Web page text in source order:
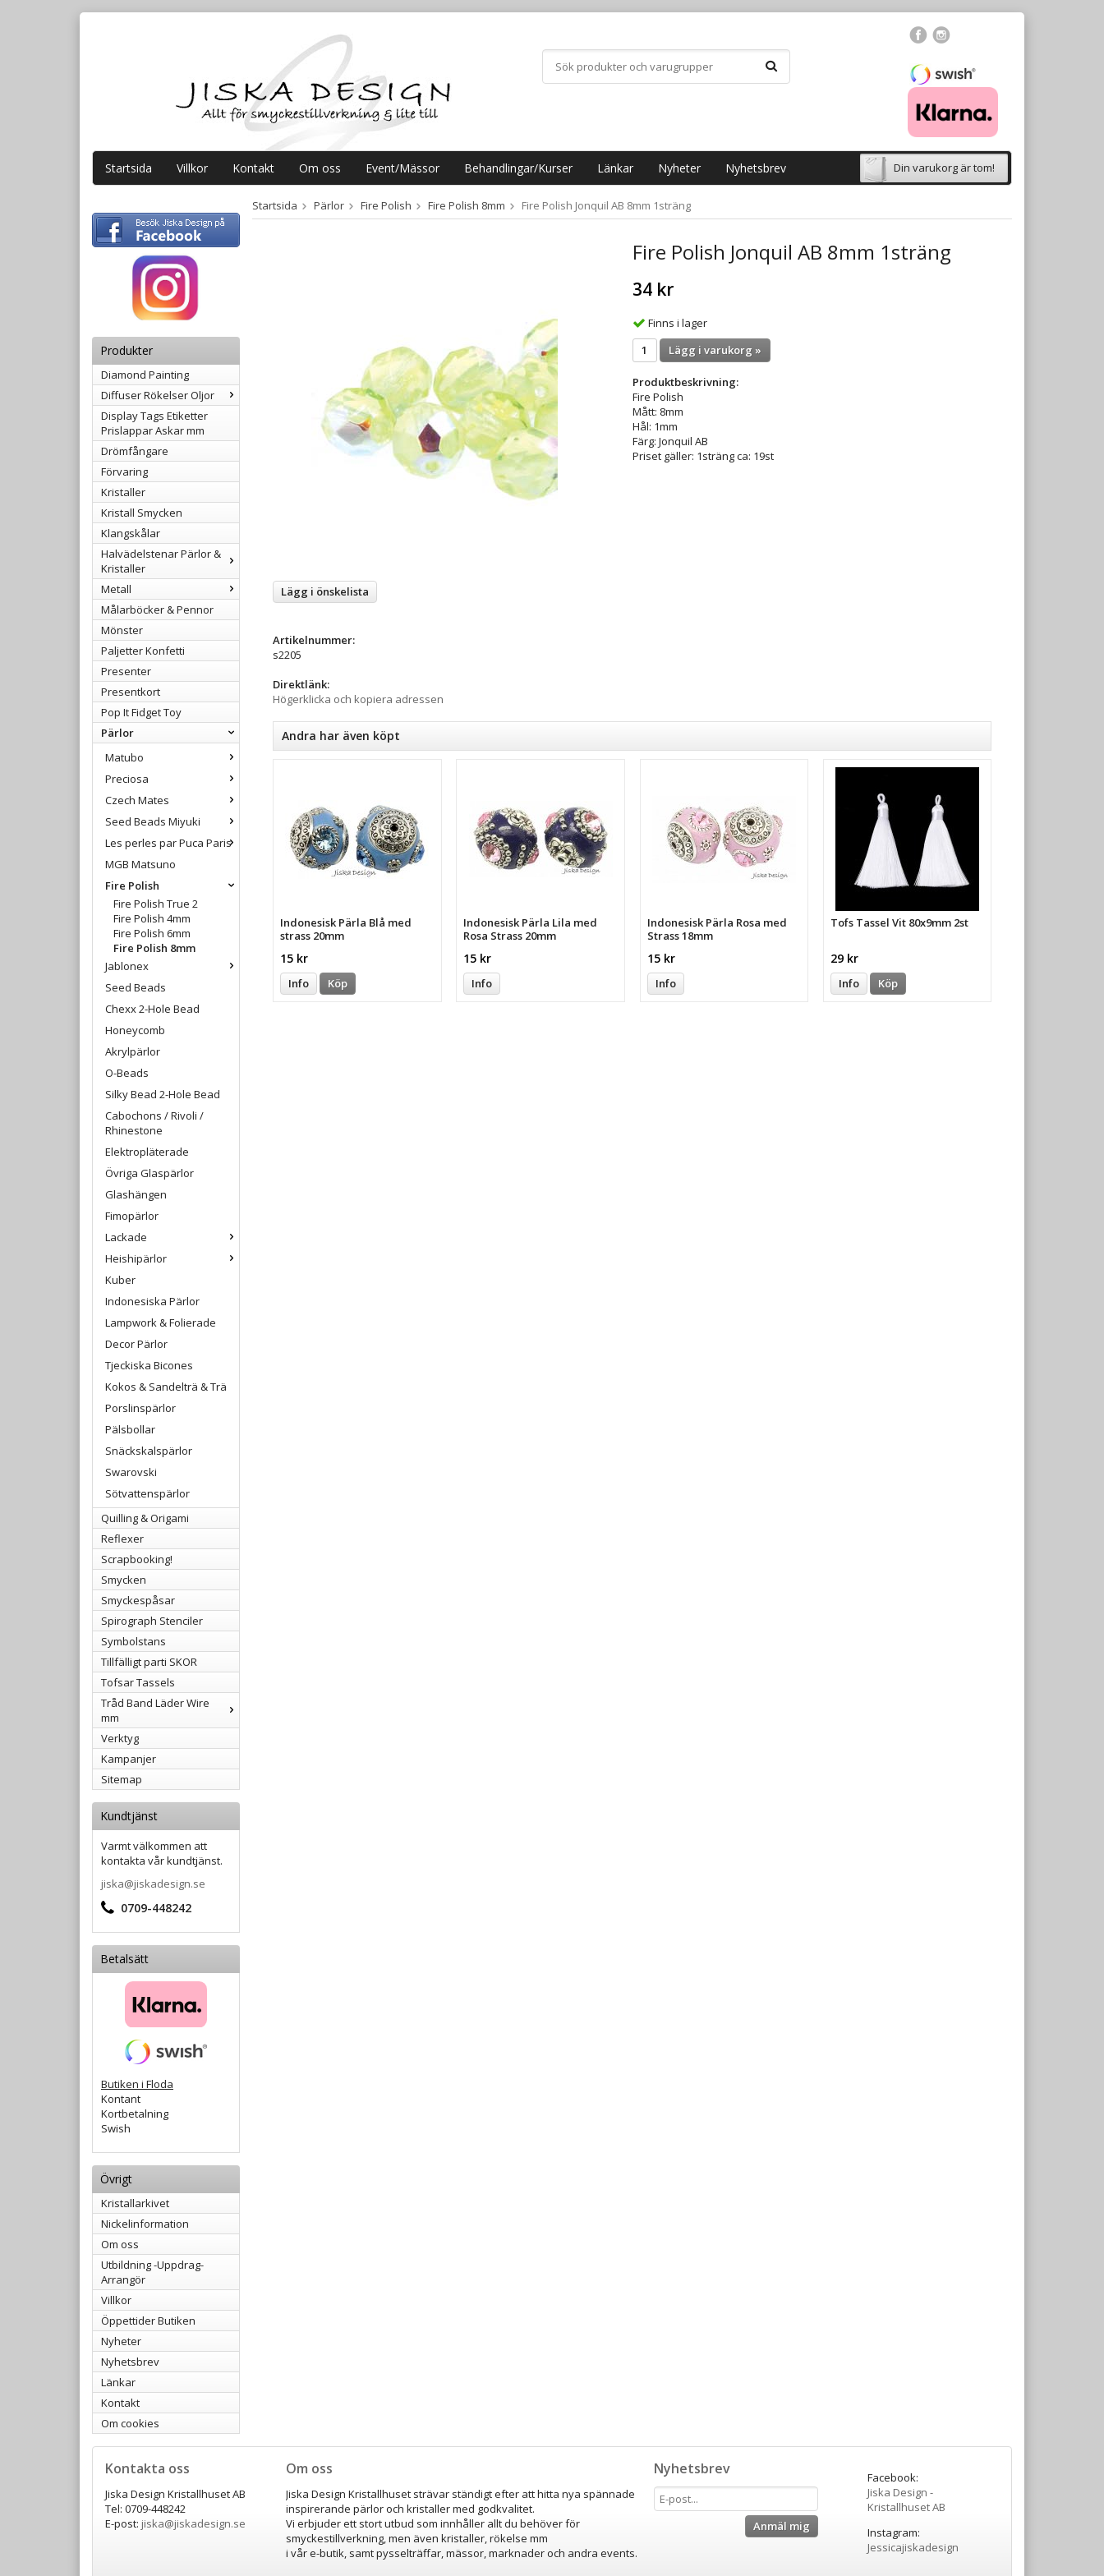
Startsida Villkor Kontakt Om oss Event/Mässor Behandlingar/Kurser Länkar Nyheter Nyhetsbrev Din varukorg är tom!
Produkter
Diamond Painting
Diffuser Rökelser Oljor
Display Tags Etiketter
Prislappar Askar mm
Drömfångare
Förvaring
Kristaller
Kristall Smycken
Klangskålar
Halvädelstenar Pärlor &
Kristaller
Metall
Målarböcker & Pennor
Mönster
Paljetter Konfetti
Presenter
Presentkort
Pop It Fidget Toy
Pärlor
Matubo
Preciosa
Czech Mates
Seed Beads Miyuki
Les perles par Puca Paris
MGB Matsuno
Fire Polish
Fire Polish True 2
Fire Polish 4mm
Fire Polish 6mm
Fire Polish 8mm
Jablonex
Seed Beads
Chexx 2-Hole Bead
Honeycomb
Akrylpärlor
O-Beads
Silky Bead 2-Hole Bead
Cabochons / Rivoli /
Rhinestone
Elektropläterade
Övriga Glaspärlor
Glashängen
Fimopärlor
Lackade
Heishipärlor
Kuber
Indonesiska Pärlor
Lampwork & Folierade
Decor Pärlor
Tjeckiska Bicones
Kokos & Sandelträ & Trä
Porslinspärlor
Pälsbollar
Snäckskalspärlor
Swarovski
Sötvattenspärlor
Quilling & Origami
Reflexer
Scrapbooking!
Smycken
Smyckespåsar
Spirograph Stenciler
Symbolstans
Tillfälligt parti SKOR
Tofsar Tassels
Tråd Band Läder Wire
mm
Verktyg
Kampanjer
Sitemap
Kundtjänst
Varmt välkommen att
kontakta vår kundtjänst.
jiska@jiskadesign.se
0709-448242
Betalsätt
Butiken i Floda
Kontant
Kortbetalning
Swish
Övrigt
Kristallarkivet
Nickelinformation
Om oss
Utbildning -Uppdrag-
Arrangör
Villkor
Öppettider Butiken
Nyheter
Nyhetsbrev
Länkar
Kontakt
Om cookies
Startsida Pärlor Fire Polish Fire Polish 8mm Fire Polish Jonquil AB 8mm 1sträng
Fire Polish Jonquil AB 8mm 1sträng
34 kr
Finns i lager
Lägg i varukorg »
Produktbeskrivning:
Fire Polish
Mått: 8mm
Hål: 1mm
Färg: Jonquil AB
Priset gäller: 1sträng ca: 19st
Lägg i önskelista
Artikelnummer:
s2205
Direktlänk:
Högerklicka och kopiera adressen
Andra har även köpt
Indonesisk Pärla Blå med
strass 20mm
15 kr
Info Köp
Indonesisk Pärla Lila med
Rosa Strass 20mm
15 kr
Info
Indonesisk Pärla Rosa med
Strass 18mm
15 kr
Info
Tofs Tassel Vit 80x9mm 2st
29 kr
Info Köp
Kontakta oss
Jiska Design Kristallhuset AB
Tel: 0709-448242
E-post: jiska@jiskadesign.se
Facebook:
Jiska Design -
Kristallhuset AB
Instagram:
Jessicajiskadesign
Nyhetsbrev
Anmäl mig
Om oss
Jiska Design Kristallhuset strävar ständigt efter att hitta nya spännade
inspirerande pärlor och kristaller med godkvalitet.
Vi erbjuder ett stort utbud som innhåller allt du behöver för
smyckestillverkning, men även kristaller, rökelse mm
i vår e-butik, samt pysselträffar, mässor, marknader och andra events.